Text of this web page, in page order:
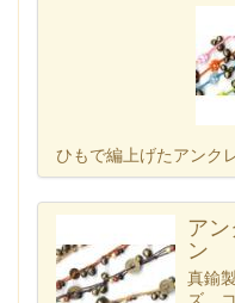
ひもで編上げたアンク
ア
ン
真鍮
ズ、